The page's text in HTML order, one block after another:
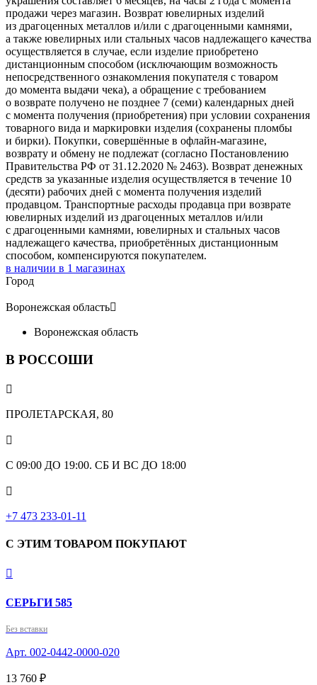
продажи через магазин. Возврат ювелирных изделий
из драгоценных металлов и/или с драгоценными камнями,
а также ювелирных или стальных часов надлежащего качества
осуществляется в случае, если изделие приобретено
дистанционным способом (исключающим возможность
непосредственного ознакомления покупателя с товаром
до момента выдачи чека), а обращение с требованием
о возврате получено не позднее 7 (семи) календарных дней
с момента получения (приобретения) при условии сохранения
товарного вида и маркировки изделия (сохранены пломбы
и бирки). Покупки, совершённые в офлайн-магазине,
возврату и обмену не подлежат (согласно Постановлению
Правительства РФ от 31.12.2020 № 2463). Возврат денежных
средств за указанные изделия осуществляется в течение 10
(десяти) рабочих дней с момента получения изделий
продавцом. Транспортные расходы продавца при возврате
ювелирных изделий из драгоценных металлов и/или
с драгоценными камнями, ювелирных и стальных часов
надлежащего качества, приобретённых дистанционным
способом, компенсируются покупателем.
в наличии в 1 магазинах
Город
Воронежская область
Воронежская область
В РОССОШИ

ПРОЛЕТАРСКАЯ, 80

С 09:00 ДО 19:00. СБ И ВС ДО 18:00

+7 473 233-01-11
С ЭТИМ ТОВАРОМ ПОКУПАЮТ

СЕРЬГИ 585
Без вставки
Арт. 002-0442-0000-020
13 760 ₽